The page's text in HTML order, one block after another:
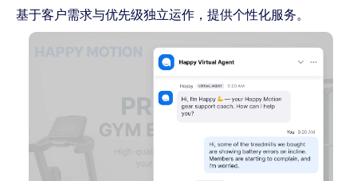
基于客户需求与优先级独立运作，提供个性化服务。